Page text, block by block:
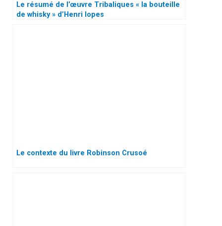
Le résumé de l’œuvre Tribaliques « la bouteille
de whisky » d’Henri lopes
Le contexte du livre Robinson Crusoé